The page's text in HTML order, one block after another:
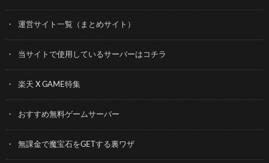
運営サイト一覧（まとめサイト）
当サイトで使用しているサーバーはコチラ
楽天 X GAME特集
おすすめ無料ゲームサーバー
無課金で魔宝石をGETする裏ワザ